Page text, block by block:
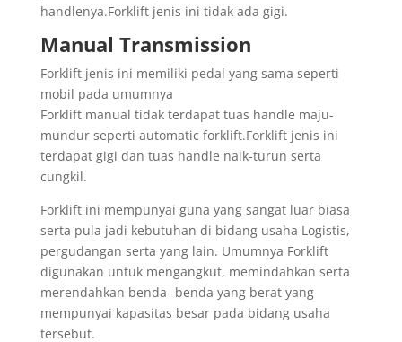
handlenya.Forklift jenis ini tidak ada gigi.
Manual Transmission
Forklift jenis ini memiliki pedal yang sama seperti
mobil pada umumnya
Forklift manual tidak terdapat tuas handle maju-
mundur seperti automatic forklift.Forklift jenis ini
terdapat gigi dan tuas handle naik-turun serta
cungkil.
Forklift ini mempunyai guna yang sangat luar biasa
serta pula jadi kebutuhan di bidang usaha Logistis,
pergudangan serta yang lain. Umumnya Forklift
digunakan untuk mengangkut, memindahkan serta
merendahkan benda- benda yang berat yang
mempunyai kapasitas besar pada bidang usaha
tersebut.